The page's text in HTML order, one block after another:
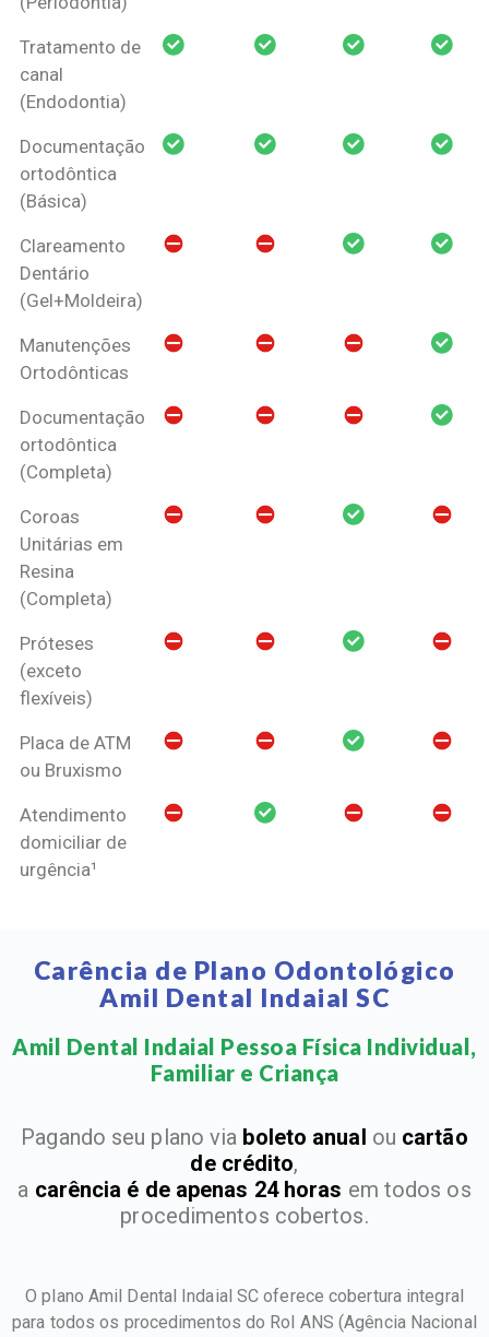
Tratamento de
canal
(Endodontia)
Documentação
ortodôntica
(Básica)
Clareamento
Dentário
(Gel+Moldeira)
Manutenções
Ortodônticas
Documentação
ortodôntica
(Completa)
Coroas
Unitárias em
Resina
(Completa)
Próteses
(exceto
flexíveis)
Placa de ATM
ou Bruxismo
Atendimento
domiciliar de
urgência¹
Carência de Plano Odontológico
Amil Dental Indaial SC
Amil Dental Indaial Pessoa Física Individual,
Familiar e Criança​
Pagando seu plano via boleto anual ou cartão
de crédito,
a carência é de apenas 24 horas em todos os
procedimentos cobertos.
O plano Amil Dental Indaial SC oferece cobertura integral
para todos os procedimentos do Rol ANS(Agência Nacional